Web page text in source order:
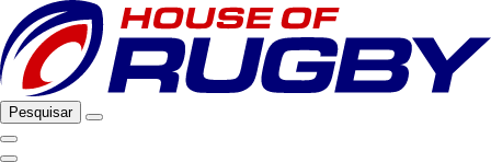
Pesquisar